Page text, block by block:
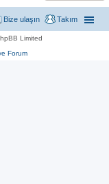
Takım
Bize ulaşın
Limited
Forum